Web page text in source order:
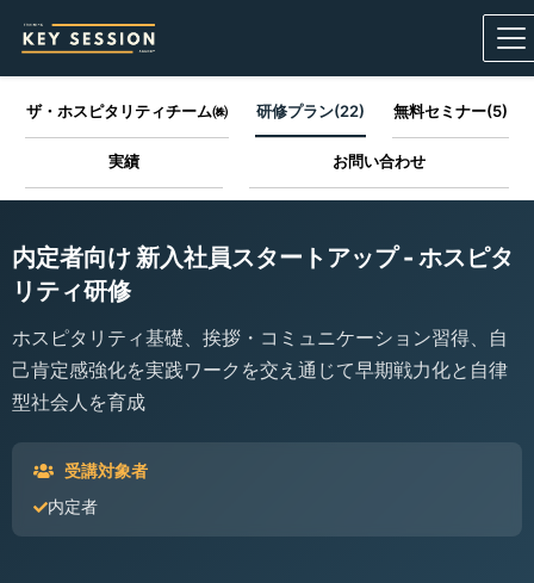
ザ・ホスピタリティチーム㈱ 研修プラン(22) 無料セミナー(5)
実績 お問い合わせ
内定者向け 新入社員スタートアップ - ホスピタ
リティ研修
ホスピタリティ基礎、挨拶・コミュニケーション習得、自
己肯定感強化を実践ワークを交え通じて早期戦力化と自律
型社会人を育成
受講対象者
内定者